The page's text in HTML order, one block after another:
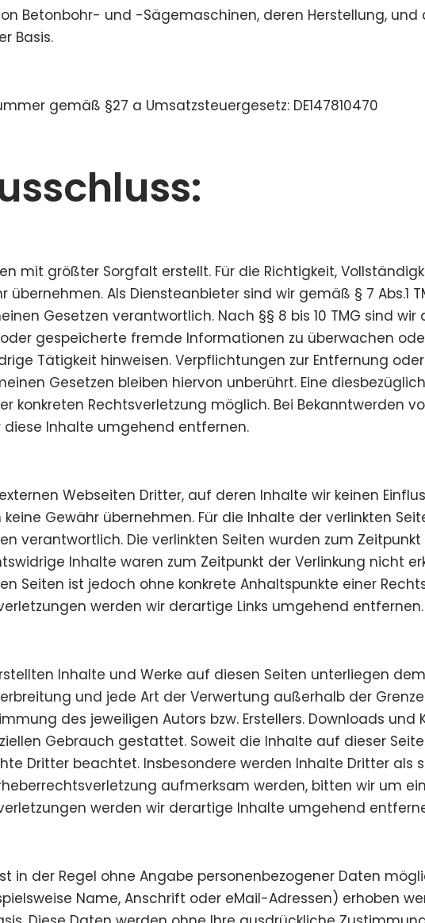
Betonbohr- und -Sägemaschinen, deren Herstellung, und
Basis.
gemäß §27 a Umsatzsteuergesetz: DE147810470
mit größter Sorgfalt erstellt. Für die Richtigkeit,
übernehmen. Als Diensteanbieter sind wir gemäß § 7 Abs.1
Gesetzen verantwortlich. Nach §§ 8 bis 10 TMG sind
gespeicherte fremde Informationen zu überwachen
Tätigkeit hinweisen. Verpflichtungen zur Entfernung
Gesetzen bleiben hiervon unberührt. Eine
konkreten Rechtsverletzung möglich. Bei Bekanntwerden
Inhalte umgehend entfernen.
Webseiten Dritter, auf deren Inhalte wir keinen
Gewähr übernehmen. Für die Inhalte der verlinkten
verantwortlich. Die verlinkten Seiten wurden zum
Inhalte waren zum Zeitpunkt der Verlinkung nicht
Seiten ist jedoch ohne konkrete Anhaltspunkte einer
werden wir derartige Links umgehend entfernen.
Inhalte und Werke auf diesen Seiten unterliegen
und jede Art der Verwertung außerhalb der
des jeweiligen Autors bzw. Erstellers. Downloads und
Gebrauch gestattet. Soweit die Inhalte auf dieser
Dritter beachtet. Insbesondere werden Inhalte Dritter als
aufmerksam werden, bitten wir um
werden wir derartige Inhalte umgehend
in der Regel ohne Angabe personenbezogener Daten
Name, Anschrift oder eMail-Adressen) erhoben